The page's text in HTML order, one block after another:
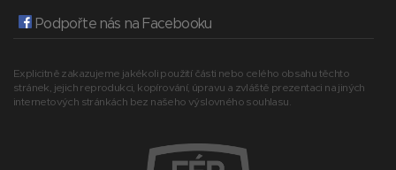
Podpořte nás na Facebooku
Explicitně zakazujeme jakékoli použití části nebo celého obsahu těchto
stránek, jejich reprodukci, kopírování, úpravu a zvláště prezentaci na jiných
internetových stránkách bez našeho výslovného souhlasu.